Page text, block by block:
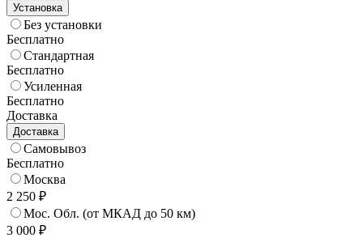
Установка
Без установки
Бесплатно
Стандартная
Бесплатно
Усиленная
Бесплатно
Доставка
Доставка
Самовывоз
Бесплатно
Москва
2 250 ₽
Мос. Обл. (от МКАД до 50 км)
3 000 ₽